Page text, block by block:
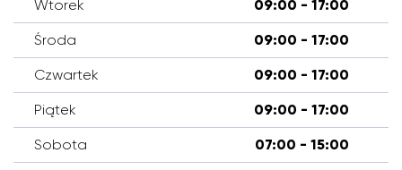
Wtorek 09:00 - 17:00
Środa 09:00 - 17:00
Czwartek 09:00 - 17:00
Piątek 09:00 - 17:00
Sobota 07:00 - 15:00